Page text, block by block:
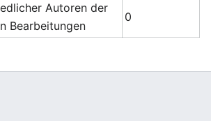
Autoren der
Bearbeitungen
0